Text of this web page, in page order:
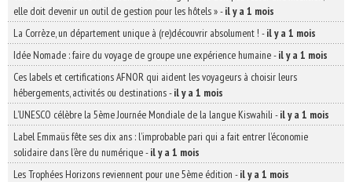
elle doit devenir un outil de gestion pour les hôtels »-il y a 1 mois
La Corrèze, un département unique à (re)découvrir absolument ! -il y a 1 mois
Idée Nomade : faire du voyage de groupe une expérience humaine-il y a 1 mois
Ces labels et certifications AFNOR qui aident les voyageurs à choisir leurs
hébergements, activités ou destinations-il y a 1 mois
L’UNESCO célèbre la 5ème Journée Mondiale de la langue Kiswahili -il y a 1 mois
Label Emmaüs fête ses dix ans : l’improbable pari qui a fait entrer l’économie
solidaire dans l’ère du numérique-il y a 1 mois
Les Trophées Horizons reviennent pour une 5ème édition -il y a 1 mois